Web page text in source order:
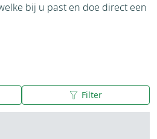
bij u past en doe direct een
Filter